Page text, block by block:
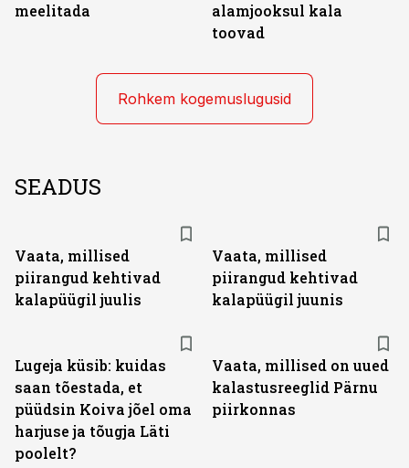
meelitada
alamjooksul kala
toovad
Rohkem kogemuslugusid
SEADUS
Vaata, millised
piirangud kehtivad
kalapüügil juulis
Vaata, millised
piirangud kehtivad
kalapüügil juunis
Lugeja küsib: kuidas
saan tõestada, et
püüdsin Koiva jõel oma
harjuse ja tõugja Läti
poolelt?
Vaata, millised on uued
kalastusreeglid Pärnu
piirkonnas